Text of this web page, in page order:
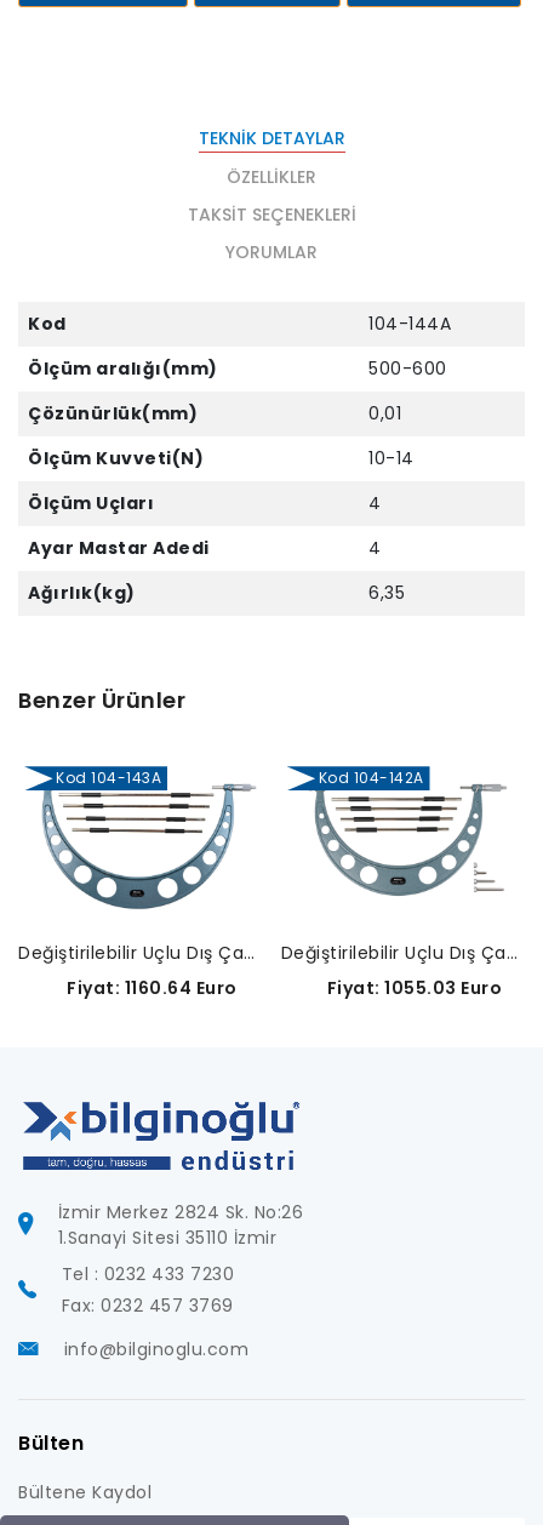
TEKNIK DETAYLAR
ÖZELLIKLER
TAKSIT SEÇENEKLERI
YORUMLAR
Kod
104-144A
Ölçüm aralığı(mm)
500-600
Çözünürlük(mm)
0,01
Ölçüm Kuvveti(N)
10-14
Ölçüm Uçları
4
Ayar Mastar Adedi
4
Ağırlık(kg)
6,35
Benzer Ürünler
Kod 104-143A
Değiştirilebilir Uçlu Dış Çap Mikrometreleri-104-143A
Fiyat: 1160.64 Euro
Kod 104-142A
Değiştirilebilir Uçlu Dış Çap Mikrometreleri-104-142A
Fiyat: 1055.03 Euro
İzmir Merkez 2824 Sk. No:26
1.Sanayi Sitesi 35110 İzmir
Tel : 0232 433 7230
Fax: 0232 457 3769
info@bilginoglu.com
Bülten
Bültene Kaydol